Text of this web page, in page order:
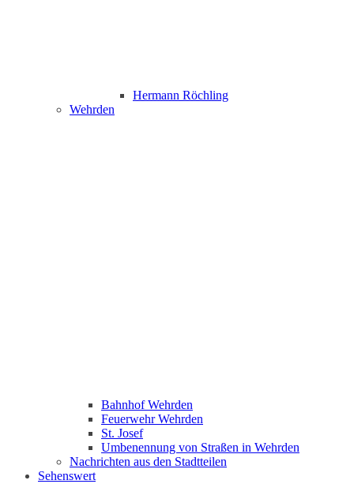
Hermann Röchling
Wehrden
Bahnhof Wehrden
Feuerwehr Wehrden
St. Josef
Umbenennung von Straßen in Wehrden
Nachrichten aus den Stadtteilen
Sehenswert